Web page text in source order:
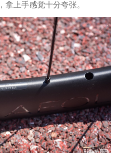
拿上手感觉十分夸张。